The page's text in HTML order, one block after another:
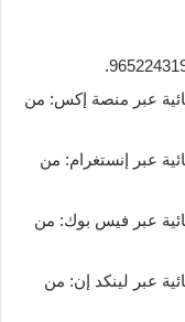
عبر منصة إكس: من
عبر إنستغرام: من
عبر فيس بوك: من
عبر لينكد إن: من